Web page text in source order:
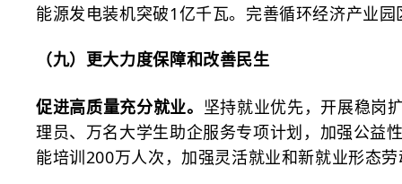
能源发电装机突破1亿千瓦。完善循环经济产业
（九）更大力度保障和改善民生
促进高质量充分就业。 坚持就业优先，开展稳岗
理员、万名大学生助企服务专项计划，加强公益
能培训200万人次，加强灵活就业和新就业形态